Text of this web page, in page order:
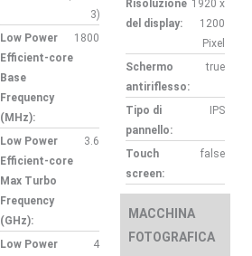
3)
Low Power
Efficient-core
Base
Frequency
(MHz):
1800
Low Power
Efficient-core
Max Turbo
Frequency
(GHz):
3.6
Low Power
4
Risoluzione
del display:
1920 x
1200
Pixel
Schermo
antiriflesso:
true
Tipo di
pannello:
IPS
Touch
screen:
false
MACCHINA
FOTOGRAFICA